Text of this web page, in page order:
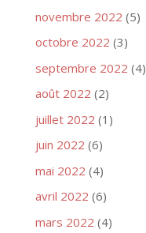
novembre 2022 (5)
octobre 2022 (3)
septembre 2022 (4)
août 2022 (2)
juillet 2022 (1)
juin 2022 (6)
mai 2022 (4)
avril 2022 (6)
mars 2022 (4)